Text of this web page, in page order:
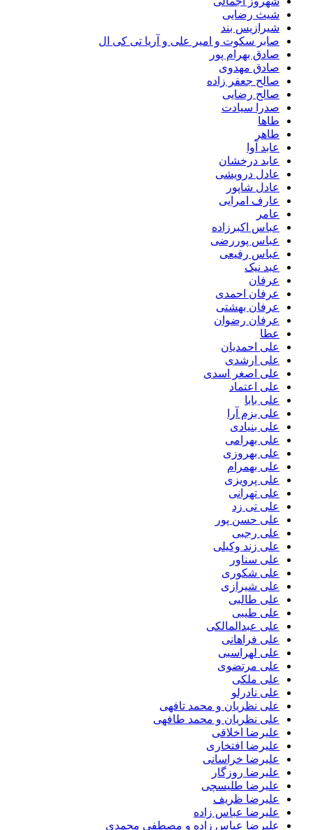
شیث رضایی
شیرازیس بند
صابر سکوت و امیر علی و آریا تی کی ال
صادق بهرام پور
صادق مهدوی
صالح جعفر زاده
صالح رضایی
صدرا سیادت
طاها
طاهر
عابد آوا
عابد درخشان
عادل درویشی
عادل شاپور
عارف امرایی
عامر
عباس اکبرزاده
عباس پوررضی
عباس رفیعی
عبد نیک
عرفان
عرفان احمدی
عرفان بهشتی
عرفان رضوان
عطا
علی احمدیان
علی ارشدی
علی اصغر اسدی
علی اعتماد
علی بابا
علی بزم آرا
علی بنیادی
علی بهرامی
علی بهروزی
علی بهمرام
علی پرویزی
علی تهرانی
علی تی زد
علی حسن پور
علی رجبی
علی زند وکیلی
علی سناور
علی شکوری
علی شیرازی
علی طالبی
علی طیبی
علی عبدالمالکی
علی فراهانی
علی لهراسبی
علی مرتضوی
علی ملکی
علی نادرلو
علی نظریان و محمد تافهی
علی نظریان و محمد طافهی
علیرضا اخلاقی
علیرضا افتخاری
علیرضا خراسانی
علیرضا روزگار
علیرضا طلیسچی
علیرضا ظریف
علیرضا عباس زاده
علیرضا عباس زاده و مصطفی محمدی